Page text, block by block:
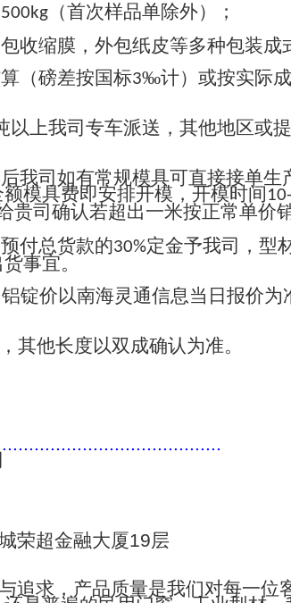
500kg（首次样品单除外）；
收缩膜，外包纸皮等多种包装成
（磅差按国标3‰计）或按实际
以上我司专车派送，其他地区或
我司如有常规模具可直接接单生
模具费即安排开模，开模时间
贵司确认若超出一米按正常单价
付总货款的30%定金予我司，型
事宜。
锭价以南海灵通信息当日报价为
其他长度以双成确认为准。
荣超金融大厦19层
追求，产品质量是我们对每一位